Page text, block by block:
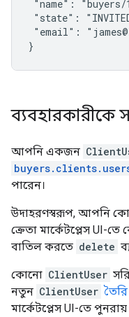
"name": "buyers/
"state":
"email":
}
ব্যবহারকারীকে
আপনি একজন
পারেন।
উদাহরণস্বরূপ, আপনি
ক্রেতা মার্কেটপ্লেস UI-তে
বাতিল করতে delete
কোনো ClientUser
নতুন ClientUser তৈরি
মার্কেটপ্লেস UI-তে